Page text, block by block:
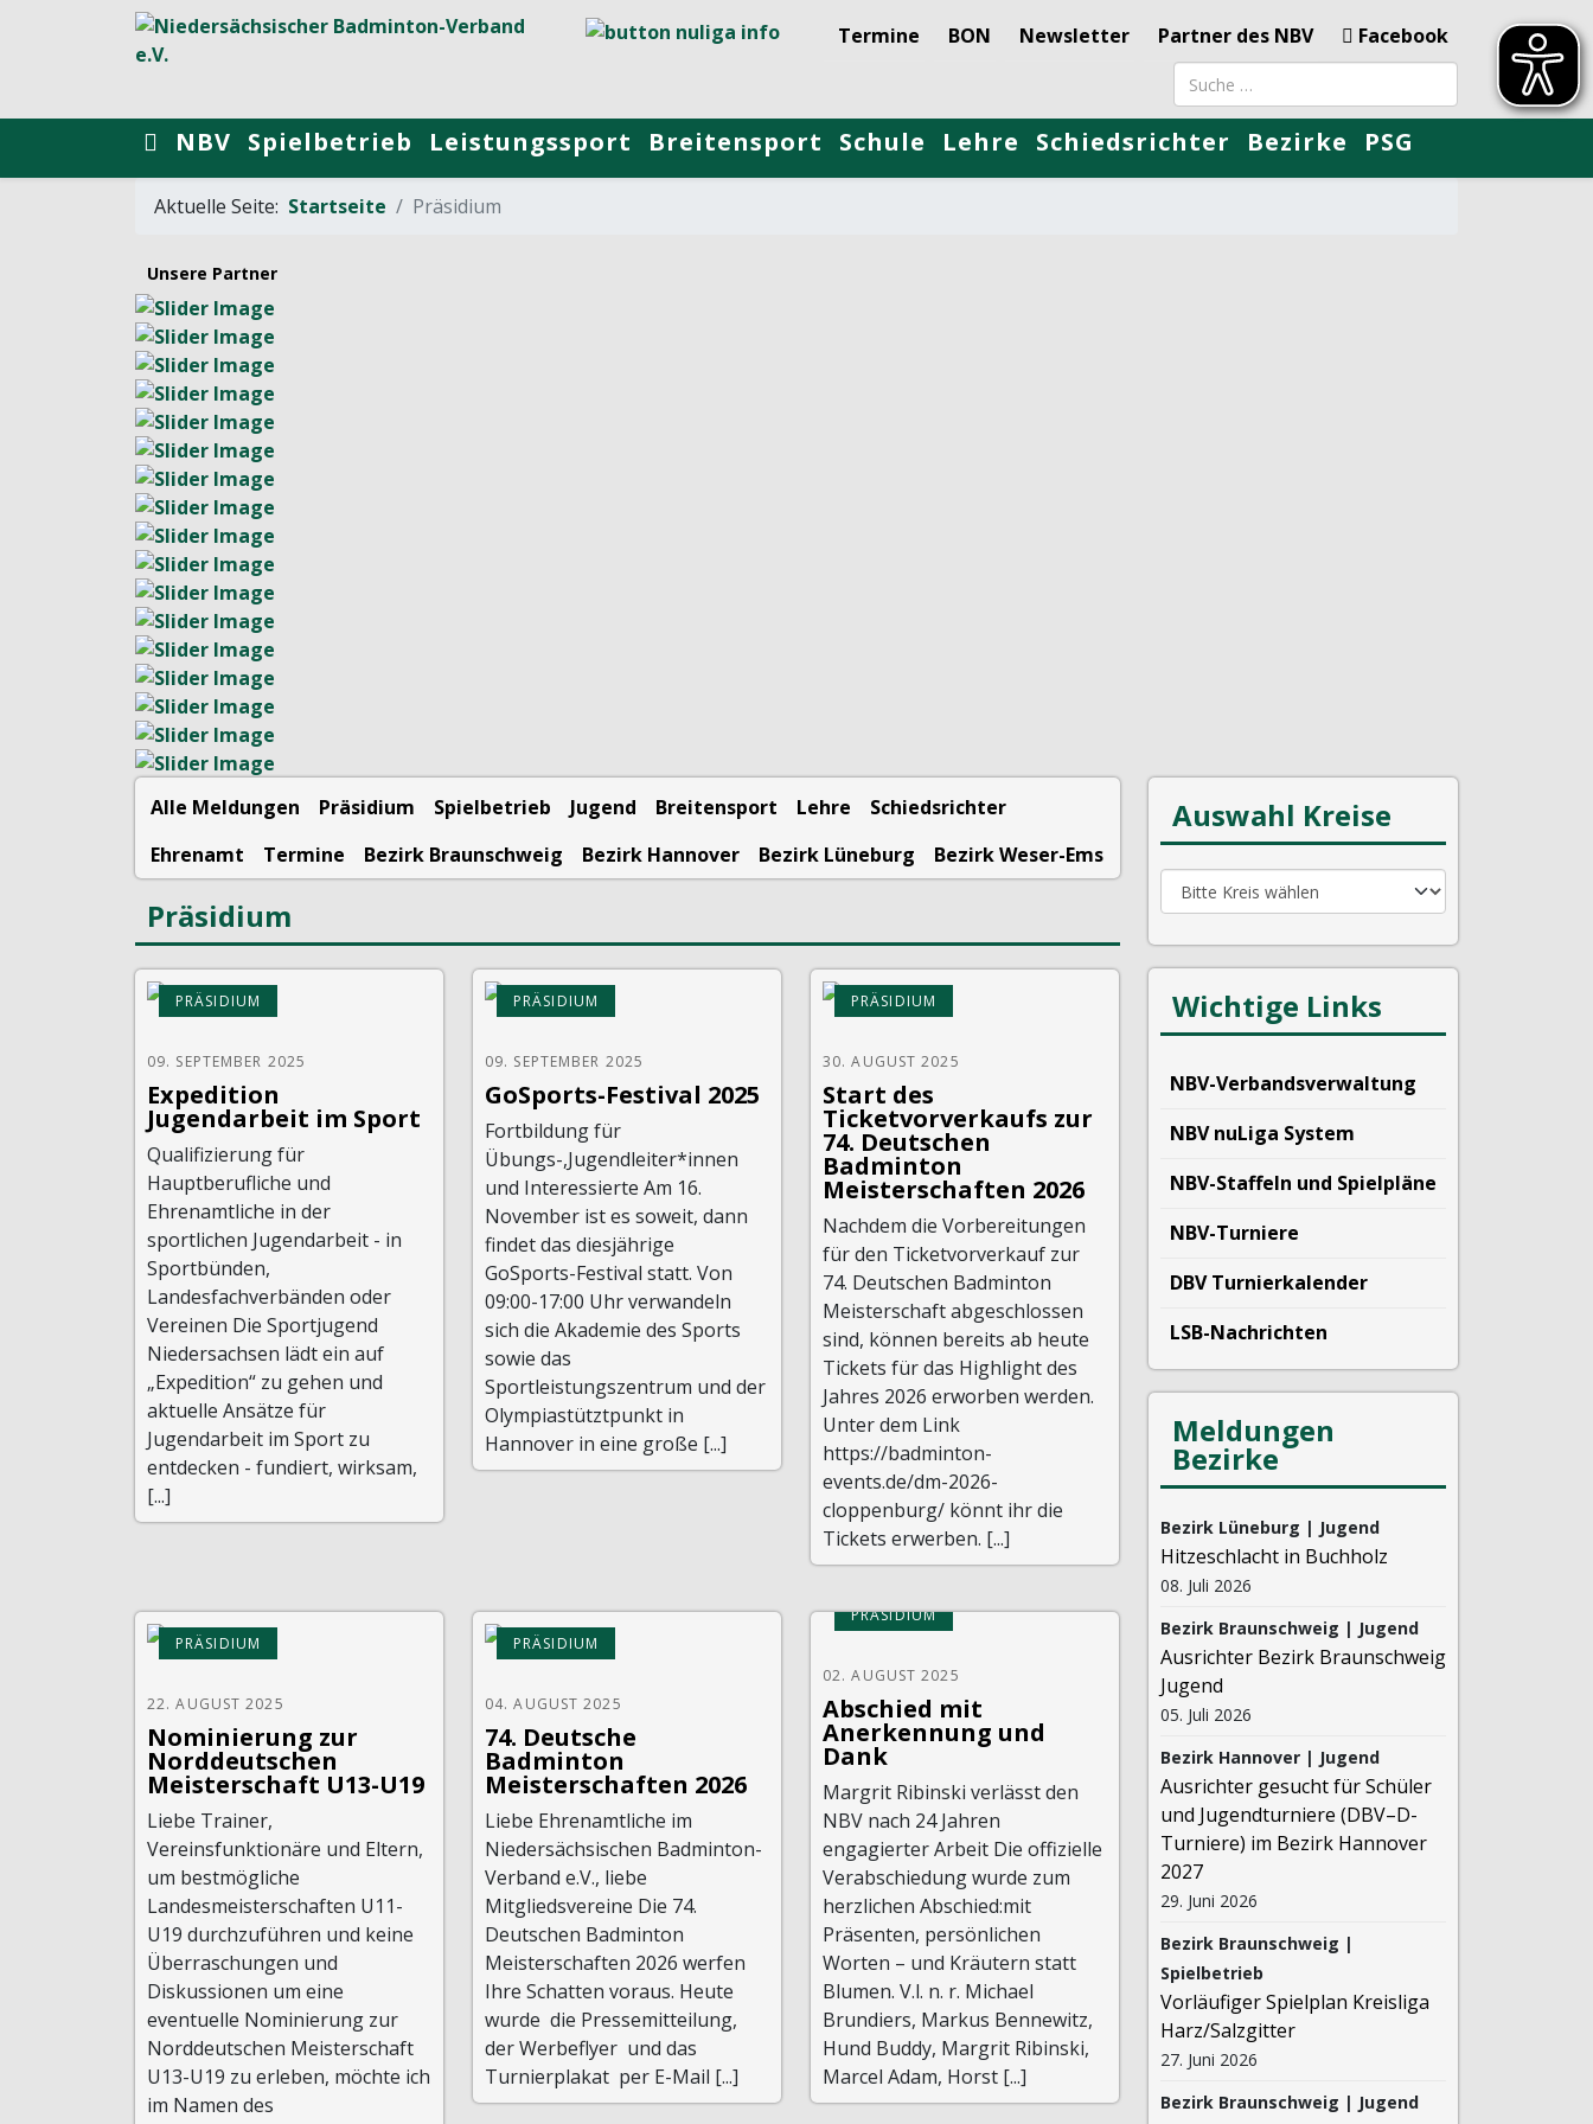
Termine BON Newsletter Partner des NBV
Facebook
Suchbegriff
NBV Spielbetrieb Leistungssport Breitensport Schule Lehre Schiedsrichter Bezirke PSG
Aktuelle Seite: Startseite Präsidium
Unsere Partner
Alle Meldungen Präsidium Spielbetrieb Jugend Breitensport Lehre
Schiedsrichter
Ehrenamt
Termine Bezirk Braunschweig Bezirk Hannover Bezirk Lüneburg Bezirk Weser-Ems
Präsidium
PRÄSIDIUM
09. SEPTEMBER 2025
Expedition
Jugendarbeit im Sport
Qualifizierung für
Hauptberufliche und
Ehrenamtliche in der
sportlichen Jugendarbeit - in
Sportbünden,
Landesfachverbänden oder
Vereinen Die Sportjugend
Niedersachsen lädt ein auf
„Expedition“ zu gehen und
aktuelle Ansätze für
Jugendarbeit im Sport zu
entdecken - fundiert, wirksam,
[...]
PRÄSIDIUM
09. SEPTEMBER 2025
GoSports-Festival 2025
Fortbildung für
Übungs-,Jugendleiter*innen
und Interessierte Am 16.
November ist es soweit, dann
findet das diesjährige
GoSports-Festival statt. Von
09:00-17:00 Uhr verwandeln
sich die Akademie des Sports
sowie das
Sportleistungszentrum und der
Olympiastütztpunkt in
Hannover in eine große [...]
PRÄSIDIUM
30. AUGUST 2025
Start des
Ticketvorverkaufs zur
74. Deutschen
Badminton
Meisterschaften 2026
Nachdem die Vorbereitungen
für den Ticketvorverkauf zur
74. Deutschen Badminton
Meisterschaft abgeschlossen
sind, können bereits ab heute
Tickets für das Highlight des
Jahres 2026 erworben werden.
Unter dem Link
https://badminton-
events.de/dm-2026-
cloppenburg/ könnt ihr die
Tickets erwerben. [...]
PRÄSIDIUM
22. AUGUST 2025
Nominierung zur
Norddeutschen
Meisterschaft U13-U19
Liebe Trainer,
Vereinsfunktionäre und Eltern,
um bestmögliche
Landesmeisterschaften U11-
U19 durchzuführen und keine
Überraschungen und
Diskussionen um eine
eventuelle Nominierung zur
Norddeutschen Meisterschaft
U13-U19 zu erleben, möchte ich
im Namen des
PRÄSIDIUM
04. AUGUST 2025
74. Deutsche
Badminton
Meisterschaften 2026
Liebe Ehrenamtliche im
Niedersächsischen Badminton-
Verband e.V., liebe
Mitgliedsvereine Die 74.
Deutschen Badminton
Meisterschaften 2026 werfen
Ihre Schatten voraus. Heute
wurde die Pressemitteilung,
der Werbeflyer und das
Turnierplakat per E-Mail [...]
PRÄSIDIUM
02. AUGUST 2025
Abschied mit
Anerkennung und
Dank
Margrit Ribinski verlässt den
NBV nach 24 Jahren
engagierter Arbeit Die offizielle
Verabschiedung wurde zum
herzlichen Abschied:mit
Präsenten, persönlichen
Worten – und Kräutern statt
Blumen. V.l. n. r. Michael
Brundiers, Markus Bennewitz,
Hund Buddy, Margrit Ribinski,
Marcel Adam, Horst [...]
Auswahl Kreise
Wichtige Links
NBV-Verbandsverwaltung
NBV nuLiga System
NBV-Staffeln und Spielpläne
NBV-Turniere
DBV Turnierkalender
LSB-Nachrichten
Meldungen
Bezirke
Bezirk Lüneburg | Jugend
Hitzeschlacht in Buchholz
08. Juli 2026
Bezirk Braunschweig | Jugend
Ausrichter Bezirk Braunschweig
Jugend
05. Juli 2026
Bezirk Hannover | Jugend
Ausrichter gesucht für Schüler
und Jugendturniere (DBV–D-
Turniere) im Bezirk Hannover
2027
29. Juni 2026
Bezirk Braunschweig |
Spielbetrieb
Vorläufiger Spielplan Kreisliga
Harz/Salzgitter
27. Juni 2026
Bezirk Braunschweig | Jugend